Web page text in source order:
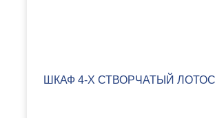
ШКАФ 4-Х СТВОРЧАТЫЙ